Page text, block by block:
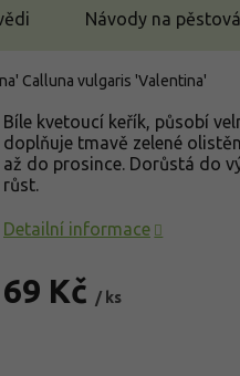
Návody na
Calluna vulgaris 'Valentina'
69 Kč / ks
Bíle kvetoucí keřík, působí
doplňuje tmavě zelené
až do prosince. Dorůstá do
růst.
Detailní informace